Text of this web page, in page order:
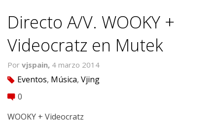
Crear Cuenta
Directo A/V. WOOKY +
Videocratz en Mutek
Por vjspain, 4 marzo 2014
tag Eventos, Música, Vjing
comment 0
WOOKY + Videocratz